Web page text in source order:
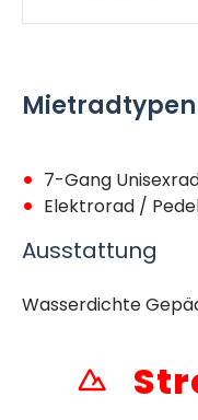
Mietradtypen
7-Gang
Elektrorad /
Ausstattung
Wasserdichte